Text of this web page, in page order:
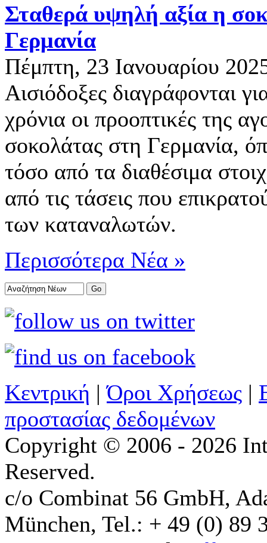
Σταθερά υψηλή αξία η
Γερμανία
Πέμπτη, 23 Ιανουαρίου
Αισιόδοξες διαγράφονται
χρόνια οι προοπτικές της
σοκολάτας στη Γερμανία,
τόσο από τα διαθέσιμα
από τις τάσεις που
των καταναλωτών.
Περισσότερα Νέα »
Κεντρική |Όροι Χρήσεως |
προστασίας δεδομένων
Copyright © 2006 - 2026
Reserved.
c/o Combinat 56 GmbH,
München, Tel.: + 49 (0) 89